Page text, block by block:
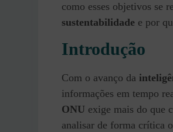
como esses objetivos se
sustentabilidade e por
Introdução
Com o avanço da
informações em tempo
ONU exige mais do que
analisar de forma crítica